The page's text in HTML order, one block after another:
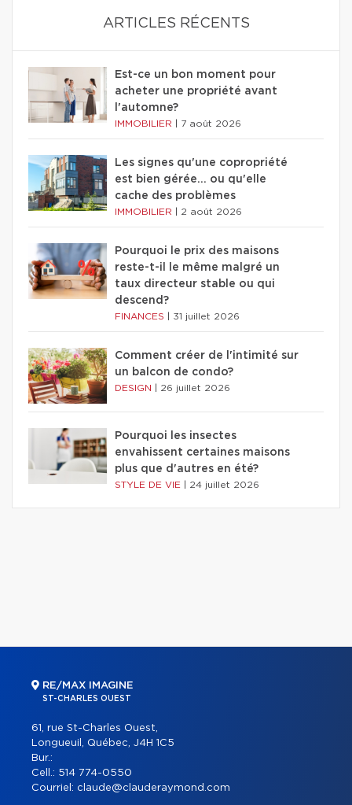
ARTICLES RÉCENTS
Est-ce un bon moment pour
acheter une propriété avant
l'automne?
IMMOBILIER 7 août 2026
Les signes qu'une copropriété
est bien gérée… ou qu'elle
cache des problèmes
IMMOBILIER 2 août 2026
Pourquoi le prix des maisons
reste-t-il le même malgré un
taux directeur stable ou qui
descend?
FINANCES 31 juillet 2026
Comment créer de l'intimité sur
un balcon de condo?
DESIGN 26 juillet 2026
Pourquoi les insectes
envahissent certaines maisons
plus que d'autres en été?
STYLE DE VIE 24 juillet 2026
RE/MAX IMAGINE
ST-CHARLES OUEST
61, rue St-Charles Ouest,
Longueuil, Québec, J4H 1C5
Bur.:
Cell.: 514 774-0550
Courriel: claude@clauderaymond.com